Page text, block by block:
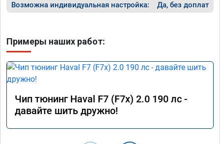
Возможна индивидуальная настройка: Да, без доплат
Примеры наших работ:
Чип тюнинг Haval F7 (F7x) 2.0 190 лс -
давайте шить дружно!